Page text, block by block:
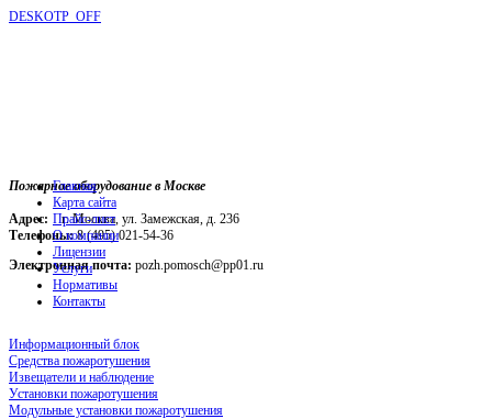
DESKOTP_OFF
Пожарное оборудование в Москве
Адрес: г. Москва, ул. Замежская, д. 236
Телефоны:8 (495) 021-54-36
Электронная почта: pozh.pomosch@pp01.ru
Главная
Карта сайта
Прайс-лист
О компании
Лицензии
Услуги
Нормативы
Контакты
Информационный блок
Средства пожаротушения
Извещатели и наблюдение
Установки пожаротушения
Модульные установки пожаротушения